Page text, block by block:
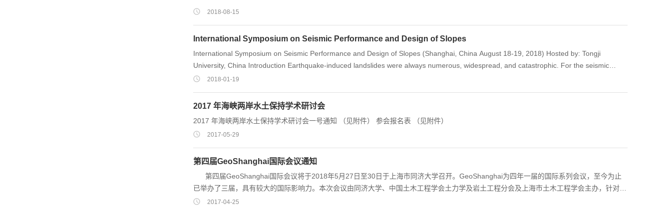
2018-08-15
International Symposium on Seismic Performance and Design of Slopes
International Symposium on Seismic Performance and Design of Slopes (Shanghai, China August 18-19, 2018) Hosted by: Tongji
University, China Introduction Earthquake-induced landslides were always numerous, widespread, and catastrophic. For the seismic
design method of slope, it has developed from empirical design, specification design based on pseudo-static method, into performance
dynamic behaviors of soil and slopes subjected to earthquake, improvement and innovation of seismic design method, etc. In order to
Design of Slopes aims...
2018-01-19
2017 年海峡两岸水土保持学术研讨会
2017 年海峡两岸水土保持学术研讨会一号通知 （见附件） 参会报名表 （见附件）
2017-05-29
第四届GeoShanghai国际会议通知
第四届GeoShanghai国际会议将于2018年5月27日至30日于上海市同济大学召开。GeoShanghai为四年一届的国际系列会议，至今为止
已举办了三届，具有较大的国际影响力。本次会议由同济大学、中国土木工程学会土力学及岩土工程分会及上海市土木工程学会主办，针对当
前岩土工程领域国际研究热点，集思广益，学科交叉，为与会专家学者提供一个学术交流、思想碰撞、探讨合作的平台。会议官网：
2017-04-25